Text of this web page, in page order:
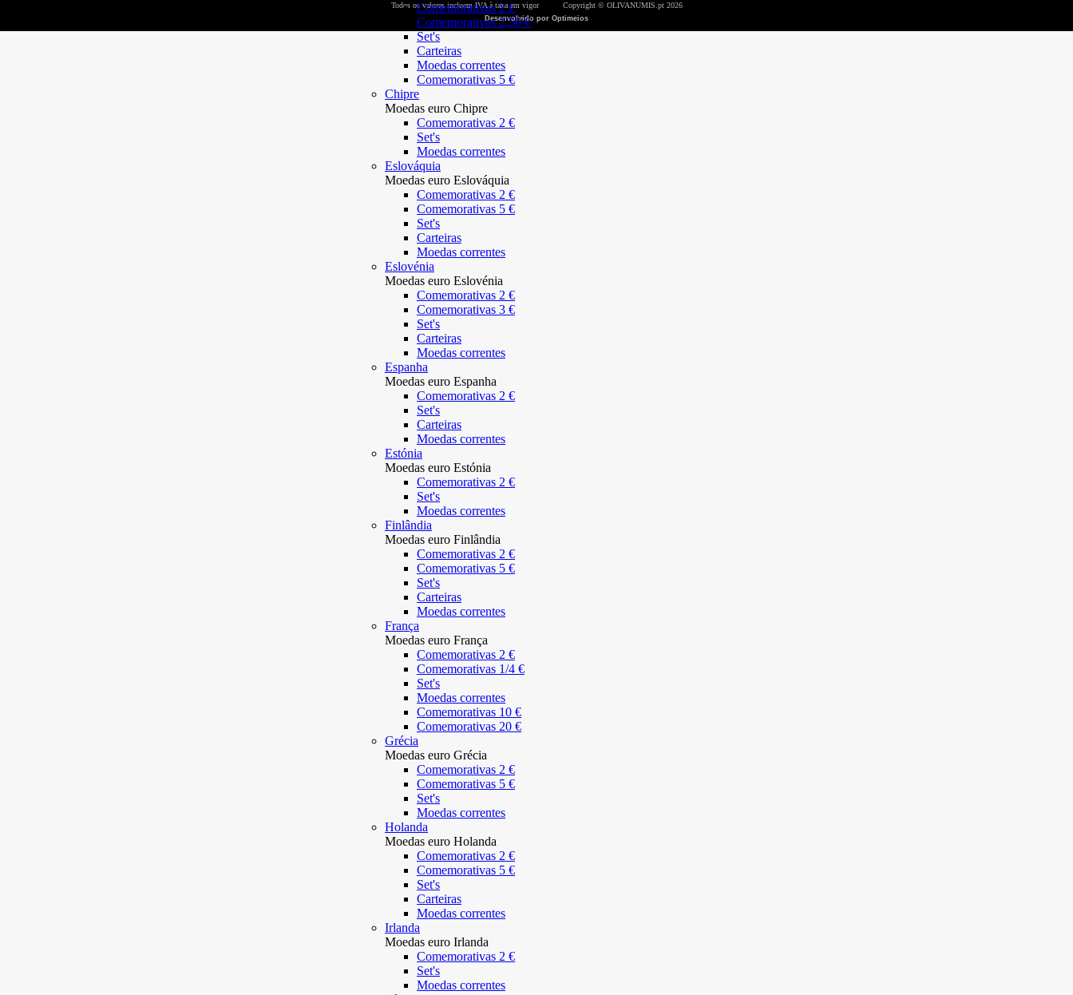
Comemorativas 2 €
Comemorativas 2,50 €
Set's
Carteiras
Moedas correntes
Comemorativas 5 €
Chipre
Moedas euro Chipre
Comemorativas 2 €
Set's
Moedas correntes
Eslováquia
Moedas euro Eslováquia
Comemorativas 2 €
Comemorativas 5 €
Set's
Carteiras
Moedas correntes
Eslovénia
Moedas euro Eslovénia
Comemorativas 2 €
Comemorativas 3 €
Set's
Carteiras
Moedas correntes
Espanha
Moedas euro Espanha
Comemorativas 2 €
Set's
Carteiras
Moedas correntes
Estónia
Moedas euro Estónia
Comemorativas 2 €
Set's
Moedas correntes
Finlândia
Moedas euro Finlândia
Comemorativas 2 €
Comemorativas 5 €
Set's
Carteiras
Moedas correntes
França
Moedas euro França
Comemorativas 2 €
Comemorativas 1/4 €
Set's
Moedas correntes
Comemorativas 10 €
Comemorativas 20 €
Grécia
Moedas euro Grécia
Comemorativas 2 €
Comemorativas 5 €
Set's
Moedas correntes
Holanda
Moedas euro Holanda
Comemorativas 2 €
Comemorativas 5 €
Set's
Carteiras
Moedas correntes
Irlanda
Moedas euro Irlanda
Comemorativas 2 €
Set's
Moedas correntes
Todos os valores incluem IVA à taxa em vigor Copyright © OLIVANUMIS.pt 2026
Desenvolvido por Optimeios